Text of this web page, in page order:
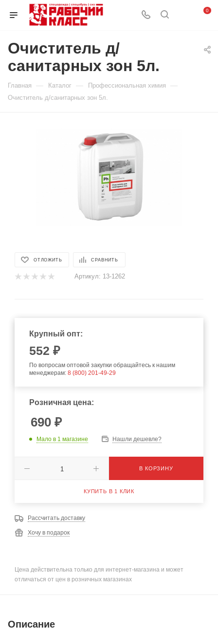
0
Очиститель д/
санитарных зон 5л.
Главная — Каталог — Профессиональная химия —
Очиститель д/санитарных зон 5л.
ОТЛОЖИТЬ СРАВНИТЬ
Артикул: 13-1262
Крупный опт:
552 ₽
По вопросам оптовой закупки обращайтесь к нашим
менеджерам: 8 (800) 201-49-29
Розничная цена:
690 ₽
Мало в 1 магазине Нашли дешевле?
В КОРЗИНУ
КУПИТЬ В 1 КЛИК
Рассчитать доставку
Хочу в подарок
Цена действительна только для интернет-магазина и может
отличаться от цен в розничных магазинах
Описание